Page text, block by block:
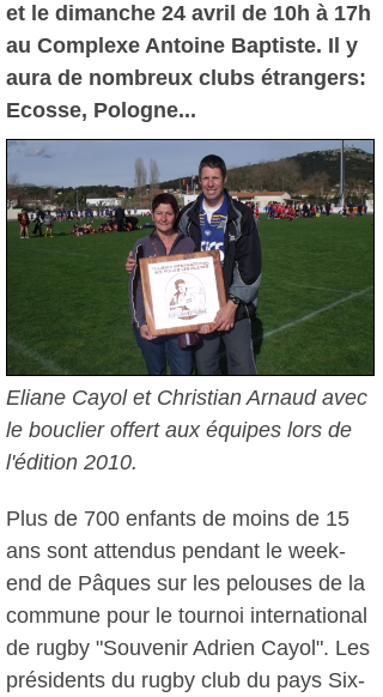
et le dimanche 24 avril de 10h à 17h
au Complexe Antoine Baptiste. Il y
aura de nombreux clubs étrangers:
Ecosse, Pologne...
Eliane Cayol et Christian Arnaud avec
le bouclier offert aux équipes lors de
l'édition 2010.
Plus de 700 enfants de moins de 15
ans sont attendus pendant le week-
end de Pâques sur les pelouses de la
commune pour le tournoi international
de rugby "Souvenir Adrien Cayol". Les
présidents du rugby club du pays Six-